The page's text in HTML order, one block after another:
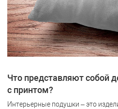
Что представляют собой
с принтом?
Интерьерные подушки – это